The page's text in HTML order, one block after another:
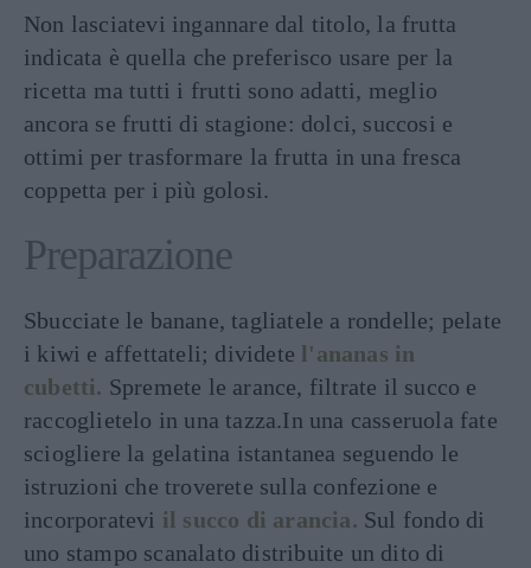
Non lasciatevi ingannare dal titolo, la frutta
indicata è quella che preferisco usare per la
ricetta ma tutti i frutti sono adatti, meglio
ancora se frutti di stagione: dolci, succosi e
ottimi per trasformare la frutta in una fresca
coppetta per i più golosi.
Preparazione
Sbucciate le banane, tagliatele a rondelle; pelate
i kiwi e affettateli; dividete l'ananas in
cubetti. Spremete le arance, filtrate il succo e
raccoglietelo in una tazza.In una casseruola fate
sciogliere la gelatina istantanea seguendo le
istruzioni che troverete sulla confezione e
incorporatevi il succo di arancia. Sul fondo di
uno stampo scanalato distribuite un dito di